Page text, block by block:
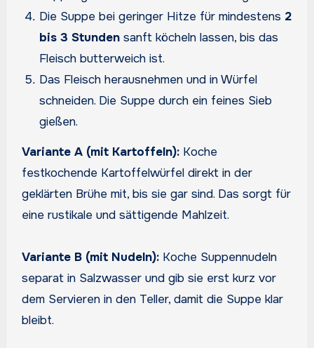
Die Suppe bei geringer Hitze für mindestens 2
bis 3 Stunden sanft köcheln lassen, bis das
Fleisch butterweich ist.
Das Fleisch herausnehmen und in Würfel
schneiden. Die Suppe durch ein feines Sieb
gießen.
Variante A (mit Kartoffeln):Koche
festkochende Kartoffelwürfel direkt in der
geklärten Brühe mit, bis sie gar sind. Das sorgt für
eine rustikale und sättigende Mahlzeit.
Variante B (mit Nudeln):Koche Suppennudeln
separat in Salzwasser und gib sie erst kurz vor
dem Servieren in den Teller, damit die Suppe klar
bleibt.